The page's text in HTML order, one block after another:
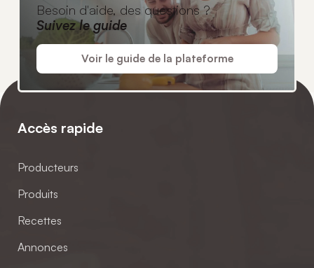
Besoin d'aide, des questions ?
Suivez le guide
Voir le guide de la plateforme
Accès rapide
Producteurs
Produits
Recettes
Annonces